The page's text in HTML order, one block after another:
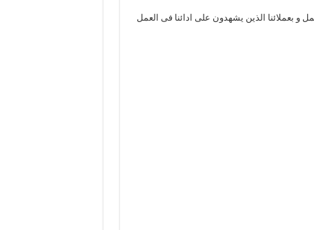
و بعملائنا الذين يشهدون على ادائنا فى العمل